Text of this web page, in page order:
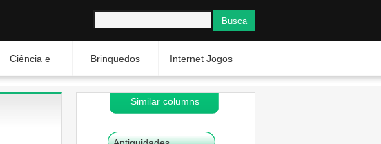
Ciência e
Natureza
Brinquedos Internet Jogos
Similar columns